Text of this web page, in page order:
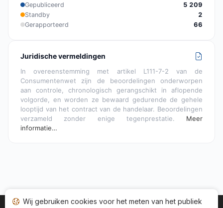
Gepubliceerd
5 209
Standby
2
Gerapporteerd
66
Juridische vermeldingen
In overeenstemming met artikel L111-7-2 van de
Consumentenwet zijn de beoordelingen onderworpen
aan controle, chronologisch gerangschikt in aflopende
volgorde, en worden ze bewaard gedurende de gehele
looptijd van het contract van de handelaar. Beoordelingen
verzameld zonder enige tegenprestatie. Meer
informatie…
Wij gebruiken cookies voor het meten van het publiek